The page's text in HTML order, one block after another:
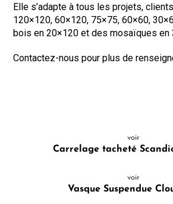
Elle s’adapte à tous les projets,
120×120, 60×120, 75×75, 60×60,
bois en 20×120 et des mosaïques en
Contactez-nous pour plus de
voir
Carrelage tacheté
voir
Vasque Suspendue